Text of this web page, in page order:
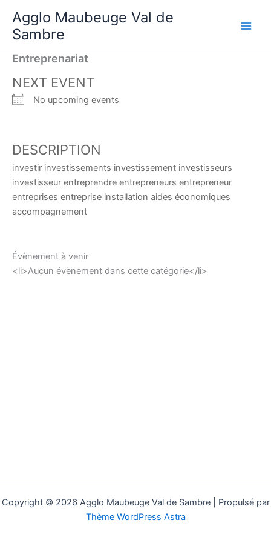
contenu
Agglo Maubeuge Val de
Sambre
Entreprenariat
NEXT EVENT
No upcoming events
DESCRIPTION
investir investissements investissement investisseurs
investisseur entreprendre entrepreneurs entrepreneur
entreprises entreprise installation aides économiques
accompagnement
Évènement à venir
<li>Aucun évènement dans cette catégorie</li>
Copyright © 2026 Agglo Maubeuge Val de Sambre | Propulsé par
Thème WordPress Astra